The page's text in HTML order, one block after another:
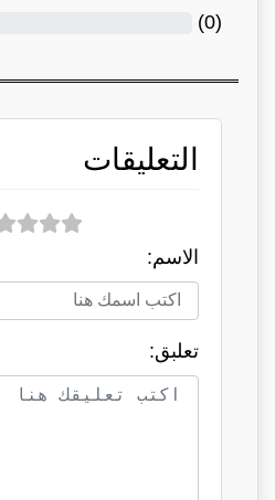
(
0
)
التعليقات
الاسم:
تعلبق: